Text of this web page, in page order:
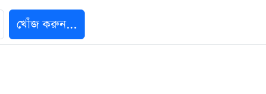
খোঁজ করুন...